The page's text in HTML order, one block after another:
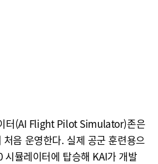
터(AI Flight Pilot Simulator)존은
음 운영한다. 실제 공군 훈련용으
시뮬레이터에 탑승해 KAI가 개발